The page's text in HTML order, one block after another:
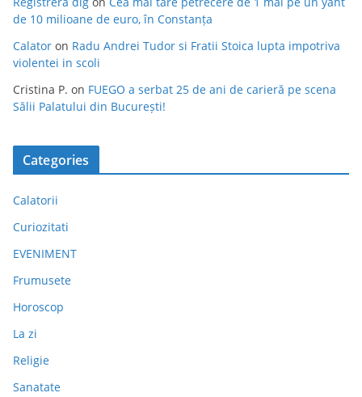
de 10 milioane de euro, în Constanța
Calator on Radu Andrei Tudor si Fratii Stoica lupta impotriva
violentei in scoli
Cristina P. on FUEGO a serbat 25 de ani de carieră pe scena
Sălii Palatului din București!
Categories
Calatorii
Curiozitati
EVENIMENT
Frumusete
Horoscop
La zi
Religie
Sanatate